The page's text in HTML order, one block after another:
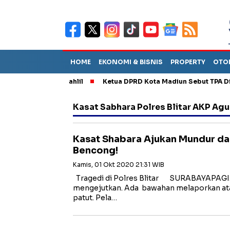
HOME EKONOMI & BISNIS PROPERTY
Ketua DPRD Kota Madiun Sebut TPA
Kasat Sabhara Polres Blitar AKP
Kasat Shabara Ajukan Mundur
Bencong!
Kamis, 01 Okt 2020 21:31 WIB
Tragedi di Polres Blitar
mengejutkan. Ada bawahan melaporkan
patut. Pela…